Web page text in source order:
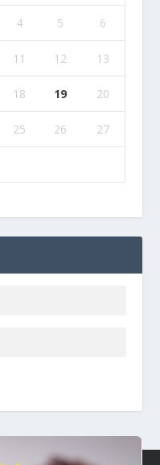
4 5 6
11 12 13
18 19 20
25 26 27